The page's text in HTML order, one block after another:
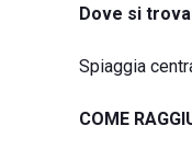
Dove si trova
Spiaggia
COME